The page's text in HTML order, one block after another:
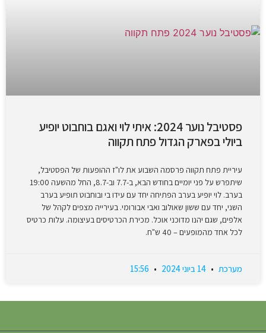
פסטיבל נוער 2024: איתי לוי ואגם בוחבוט יופיע
ביולי בפארק הגדול פתח תקווה
עיריית פתח תקווה פרסמה השבוע את לו"ז ההופעות של הפסטיבל,
שיתפרש על פני יומיים בחודש הבא, ב-7.7 וב-8.7, החל מהשעה 19:00
בערב. לוי יופיע בערב הפתיחה יחד עם עידו בי ובוחבוט תופיע בערב
השני, יחד עם ששון שאולוב ואבי אבורומי. בעירייה מצפים לקהל של
אלפים, שגם יהנו מדוכני אוכל. מכירת הכרטיסים בעיצומה. עלות כרטיס
לכל אחד מהמופעים – 40 ש"ח.
מערכת